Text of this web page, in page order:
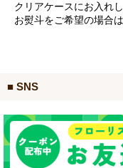
クリアケースにお入れ
お熨斗をご希望の場合
■ SNS